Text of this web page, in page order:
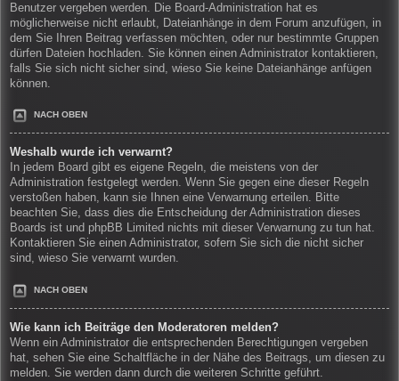
Benutzer vergeben werden. Die Board-Administration hat es
möglicherweise nicht erlaubt, Dateianhänge in dem Forum anzufügen, in
dem Sie Ihren Beitrag verfassen möchten, oder nur bestimmte Gruppen
dürfen Dateien hochladen. Sie können einen Administrator kontaktieren,
falls Sie sich nicht sicher sind, wieso Sie keine Dateianhänge anfügen
können.
NACH OBEN
Weshalb wurde ich verwarnt?
In jedem Board gibt es eigene Regeln, die meistens von der
Administration festgelegt werden. Wenn Sie gegen eine dieser Regeln
verstoßen haben, kann sie Ihnen eine Verwarnung erteilen. Bitte
beachten Sie, dass dies die Entscheidung der Administration dieses
Boards ist und phpBB Limited nichts mit dieser Verwarnung zu tun hat.
Kontaktieren Sie einen Administrator, sofern Sie sich die nicht sicher
sind, wieso Sie verwarnt wurden.
NACH OBEN
Wie kann ich Beiträge den Moderatoren melden?
Wenn ein Administrator die entsprechenden Berechtigungen vergeben
hat, sehen Sie eine Schaltfläche in der Nähe des Beitrags, um diesen zu
melden. Sie werden dann durch die weiteren Schritte geführt.